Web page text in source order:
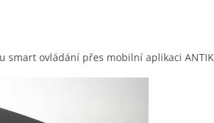
smart ovládání přes mobilní aplikaci ANTIK